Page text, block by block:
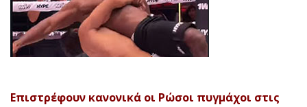
Επιστρέφουν κανονικά οι Ρώσοι πυγμάχοι στις